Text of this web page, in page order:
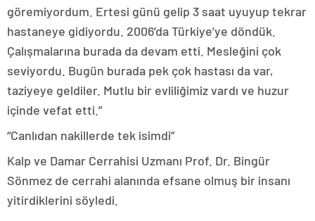
göremiyordum. Ertesi günü gelip 3 saat uyuyup tekrar
hastaneye gidiyordu. 2006’da Türkiye’ye döndük.
Çalışmalarına burada da devam etti. Mesleğini çok
seviyordu. Bugün burada pek çok hastası da var,
taziyeye geldiler. Mutlu bir evliliğimiz vardı ve huzur
içinde vefat etti.”
“Canlıdan nakillerde tek isimdi”
Kalp ve Damar Cerrahisi Uzmanı Prof. Dr. Bingür
Sönmez de cerrahi alanında efsane olmuş bir insanı
yitirdiklerini söyledi.